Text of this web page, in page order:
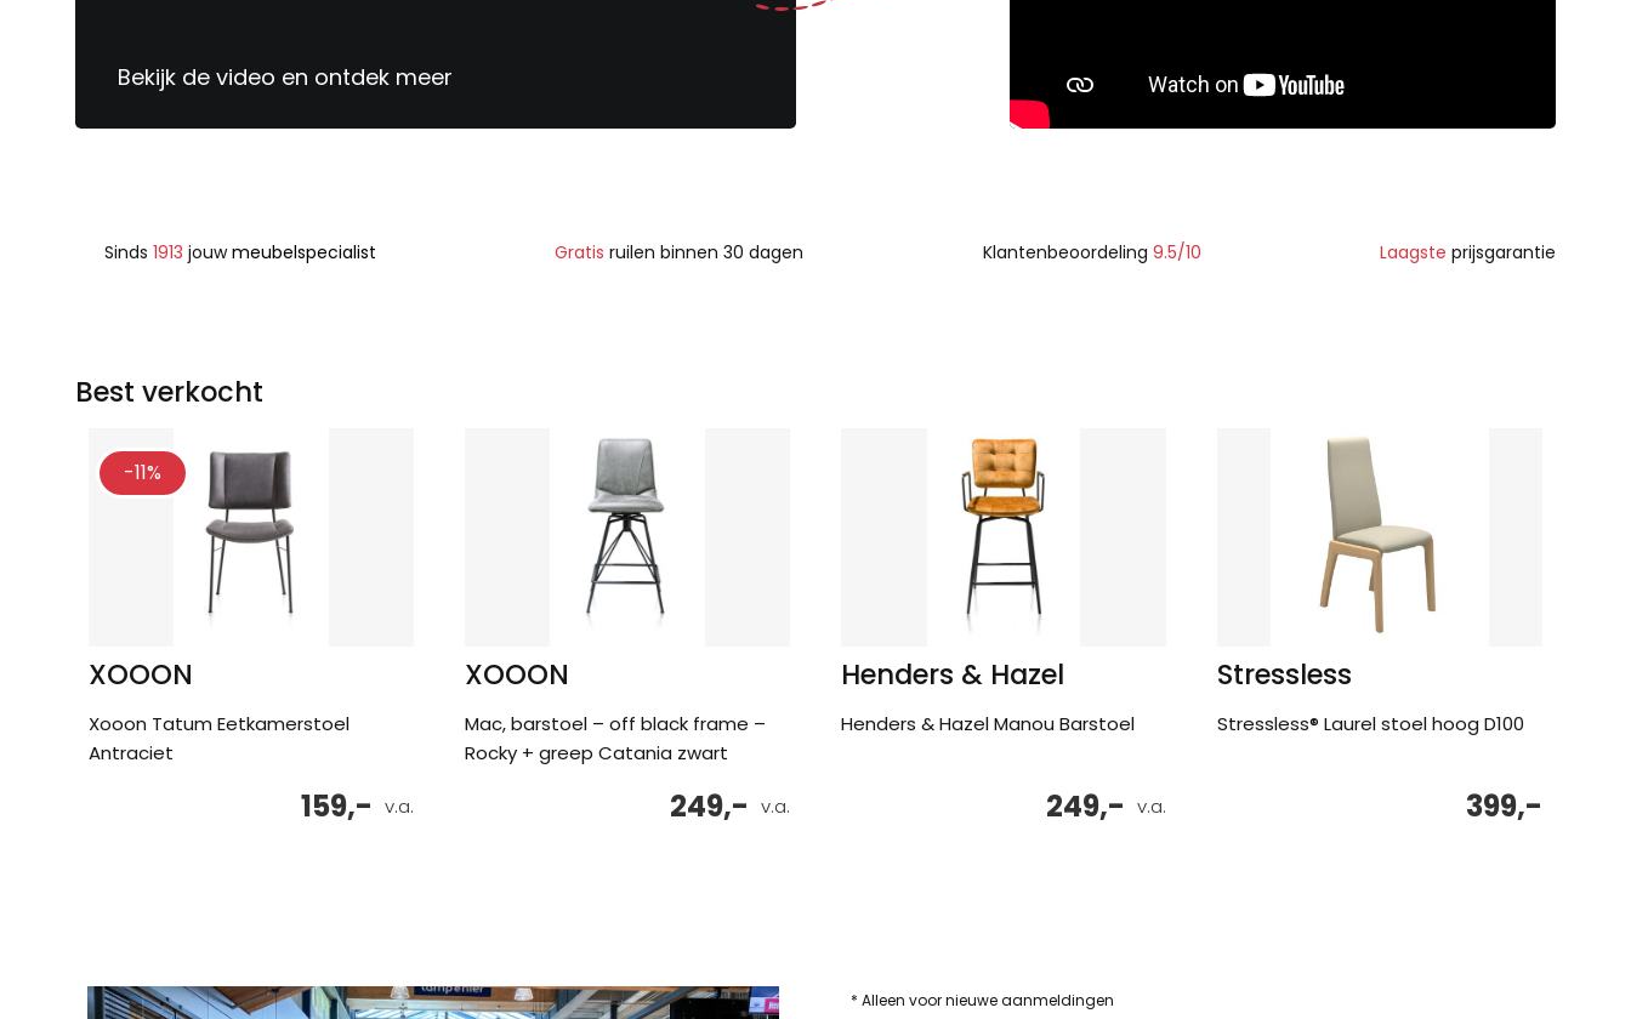
Bekijk de video en ontdek meer
Sinds 1913 jouwmeubelspecialist Gratis ruilen binnen 30 dagen Klantenbeoordeling 9.5/10 Laagste prijsgarantie
Best verkocht
-11%
XOOON
Xooon Tatum Eetkamerstoel
Antraciet
v.a.
159,-
XOOON
Mac, barstoel – off black frame –
Rocky + greep Catania zwart
v.a.
249,-
Henders & Hazel
Henders & Hazel Manou Barstoel
v.a.
249,-
Stressless
Stressless® Laurel stoel hoog D100
399,-
* Alleen voor nieuwe aanmeldingen